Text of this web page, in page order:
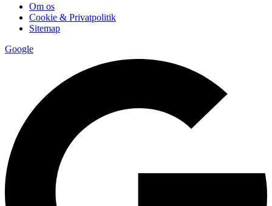
Om os
Cookie & Privatpolitik
Sitemap
Google